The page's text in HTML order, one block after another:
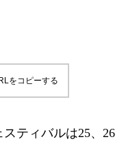
をコピーする
ティバルは25、26